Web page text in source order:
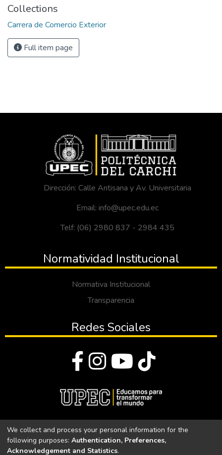
Collections
Carrera de Comercio Exterior
Full item page
Dirección: Calle Antisana y Av. Universitaria
Email: info@upec.edu.ec
Telf: (06) 2980 837 - 2984 435
Normatividad Institucional
Normativa Institucional
Transparencia
Redes Sociales
Universidad Politécnica Estatal del Carchi
We collect and process your personal information for the
following purposes: Authentication, Preferences,
Acknowledgement and Statistics.